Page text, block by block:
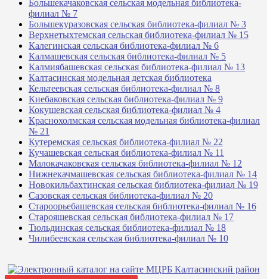
Большекачаковская сельская модельная библиотека-
филиал № 7
Большекуразовская сельская библиотека-филиал № 3
Верхнетыхтемская сельская библиотека-филиал № 15
Калегинская сельская библиотека-филиал № 6
Калмашевская сельская библиотека-филиал № 5
Калмиябашевская сельская библиотека-филиал № 13
Калтасинская модельная детская библиотека
Кельтеевская сельская библиотека-филиал № 8
Киебаковская сельская библиотека-филиал № 9
Кокушевская сельская библиотека-филиал № 4
Краснохолмская сельская модельная библиотека-филиал
№ 21
Кутеремская сельская библиотека-филиал № 22
Кучашевская сельская библиотека-филиал № 11
Малокачаковская сельская библиотека-филиал № 12
Нижнекачмашевская сельская библиотека-филиал № 14
Новокильбахтинская сельская библиотека-филиал № 19
Сазовская сельская библиотека-филиал № 20
Староорьебашевская сельская библиотека-филиал № 16
Старояшевская сельская библиотека-филиал № 17
Тюльдинская сельская библиотека-филиал № 18
Чилибеевская сельская библиотека-филиал № 10